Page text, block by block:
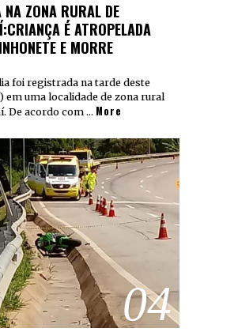
NA ZONA RURAL DE
É ATROPELADA
E MORRE
foi registrada na tarde deste
em uma localidade de zona rural
De acordo com … More
04